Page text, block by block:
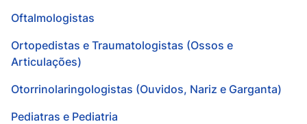
Oftalmologistas
Ortopedistas e Traumatologistas (Ossos e
Articulações)
Otorrinolaringologistas (Ouvidos, Nariz e Garganta)
Pediatras e Pediatria